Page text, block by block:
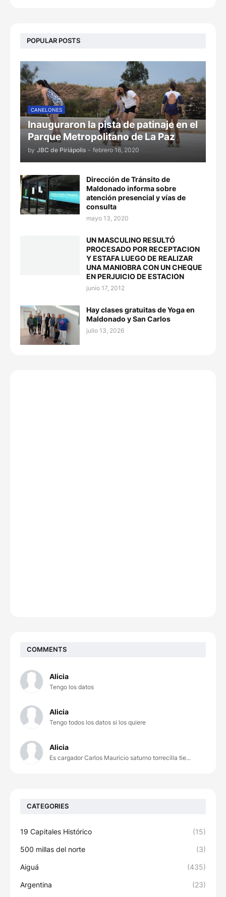
POPULAR POSTS
CANELONES
Inauguraron la pista de patinaje en el
Parque Metropolitano de La Paz
by JBC de Piriápolis - febrero 16, 2020
Dirección de Tránsito de
Maldonado informa sobre
atención presencial y vías de
consulta
mayo 13, 2020
UN MASCULINO RESULTÓ
PROCESADO POR RECEPTACION
Y ESTAFA LUEGO DE REALIZAR
UNA MANIOBRA CON UN CHEQUE
EN PERJUICIO DE ESTACION
junio 17, 2012
Hay clases gratuitas de Yoga en
Maldonado y San Carlos
julio 13, 2026
COMMENTS
Alicia
Tengo los datos
Alicia
Tengo todos los datos si los quiere
Alicia
Es cargador Carlos Mauricio saturno torrecilla tie...
CATEGORIES
19 Capitales Histórico (15)
500 millas del norte (3)
Aiguá (435)
Argentina (23)